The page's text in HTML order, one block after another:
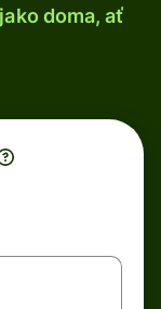
doma, ať